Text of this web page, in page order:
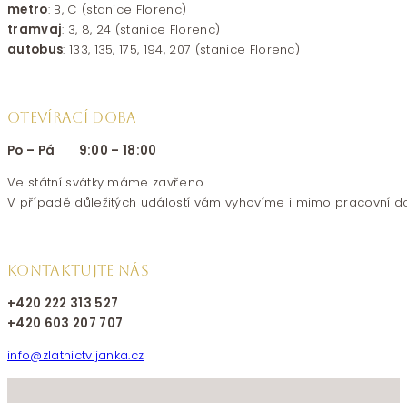
metro: B, C (stanice Florenc)
tramvaj: 3, 8, 24 (stanice Florenc)
autobus: 133, 135, 175, 194, 207 (stanice Florenc)
OTEVÍRACÍ DOBA
Po – Pá 9:00 – 18:00
Ve státní svátky máme zavřeno.
V případě důležitých událostí vám vyhovíme i mimo pracovní
KONTAKTUJTE NÁS
+420 222 313 527
+420 603 207 707
info@zlatnictvijanka.cz